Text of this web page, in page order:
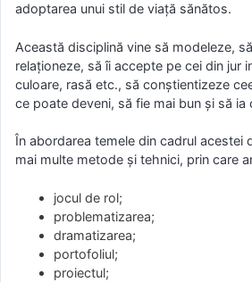
adoptarea unui stil de viață sănătos.
Această disciplină vine să modeleze,
relaționeze, să îi accepte pe cei din jur
culoare, rasă etc., să conștientizeze
ce poate deveni, să fie mai bun și să ia
În abordarea temele din cadrul acestei
mai multe metode și tehnici, prin care
jocul de rol;
problematizarea;
dramatizarea;
portofoliul;
proiectul;